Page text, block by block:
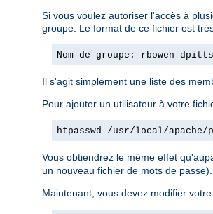
Si vous voulez autoriser l'accès à
groupe. Le format de ce fichier est
Nom-de-groupe: rbowen
Il s'agit simplement une liste des
Pour ajouter un utilisateur à votre
htpasswd /usr/local/apache/
Vous obtiendrez le même effet
un nouveau fichier de mots de
Maintenant, vous devez modifier